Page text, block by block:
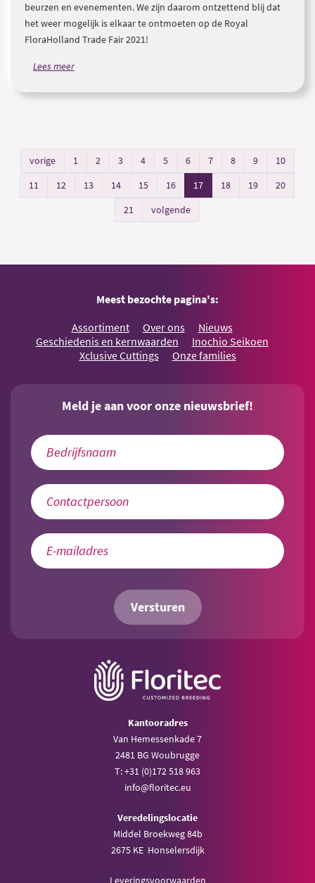
beurzen en evenementen. We zijn daarom ontzettend blij dat
het weer mogelijk is elkaar te ontmoeten op de Royal
FloraHolland Trade Fair 2021!
Lees meer
vorige 1 2 3 4 5 6 7 8 9
10
11
12 13 14 15 16 17 18 19
20
21
volgende
Meest bezochte pagina's:
Assortiment Over ons
Nieuws
Geschiedenis en kernwaarden
Inochio Seikoen
Xclusive Cuttings
Onze families
Meld je aan voor onze nieuwsbrief!
Versturen
Kantooradres
Van Hemessenkade 7
2481 BG Woubrugge
T: +31 (0)172 518 963
info@floritec.eu
Veredelingslocatie
Middel Broekweg 84b
2675 KE Honselersdijk
Leveringsvoorwaarden